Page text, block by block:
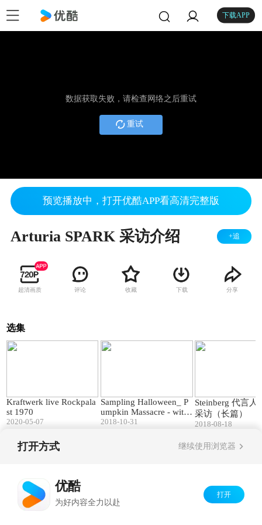
下载APP
数据获取失败，请检查网络之后重试
重试
预览播放中，打开优酷APP看高清完整版
Arturia SPARK 采访介绍 +追
超清画质 评论 收藏 下载 分享
选集
Kraftwerk live Rockpala
st 1970
2020-05-07
Sampling Halloween_ P
umpkin Massacre - with
Digitakt
2018-10-31
Steinberg 代言人
采访（长篇）
2018-08-18
打开方式 继续使用浏览器
优酷
为好内容全力以赴
打开